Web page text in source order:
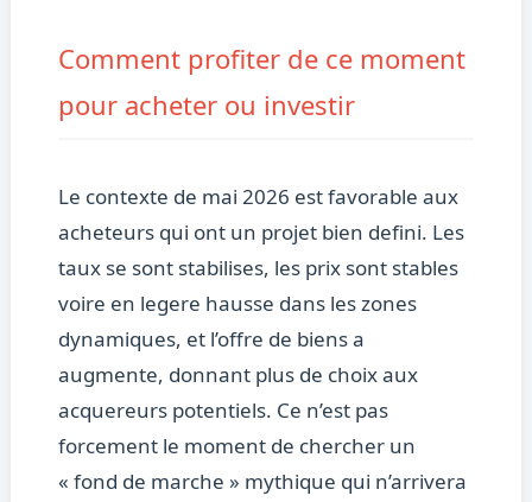
Comment profiter de ce moment
pour acheter ou investir
Le contexte de mai 2026 est favorable aux
acheteurs qui ont un projet bien defini. Les
taux se sont stabilises, les prix sont stables
voire en legere hausse dans les zones
dynamiques, et l’offre de biens a
augmente, donnant plus de choix aux
acquereurs potentiels. Ce n’est pas
forcement le moment de chercher un
« fond de marche » mythique qui n’arrivera